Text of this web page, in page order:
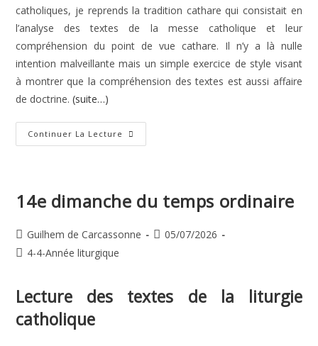
catholiques, je reprends la tradition cathare qui consistait en
l’analyse des textes de la messe catholique et leur
compréhension du point de vue cathare. Il n’y a là nulle
intention malveillante mais un simple exercice de style visant
à montrer que la compréhension des textes est aussi affaire
de doctrine.(suite…)
Continuer La Lecture 15e
Dimanche
14e dimanche du temps ordinaire
Auteur/autrice
de
Guilhem de Carcassonne
Publication
05/07/2026
Post4-4-Année liturgique
Lecture des textes de la liturgie
catholique